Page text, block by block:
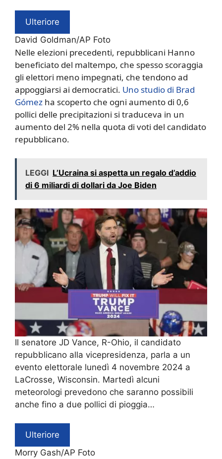
Ulteriore
David Goldman/AP Foto
Nelle elezioni precedenti, repubblicani Hanno
beneficiato del maltempo, che spesso scoraggia
gli elettori meno impegnati, che tendono ad
appoggiarsi ai democratici. Uno studio di Brad
Gómez ha scoperto che ogni aumento di 0,6
pollici delle precipitazioni si traduceva in un
aumento del 2% nella quota di voti del candidato
repubblicano.
LEGGI L’Ucraina si aspetta un regalo d’addio
di 6 miliardi di dollari da Joe Biden
Il senatore JD Vance, R-Ohio, il candidato
repubblicano alla vicepresidenza, parla a un
evento elettorale lunedì 4 novembre 2024 a
LaCrosse, Wisconsin. Martedì alcuni
meteorologi prevedono che saranno possibili
anche fino a due pollici di pioggia…
Ulteriore
Morry Gash/AP Foto